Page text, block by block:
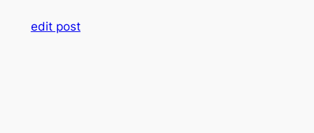
edit post